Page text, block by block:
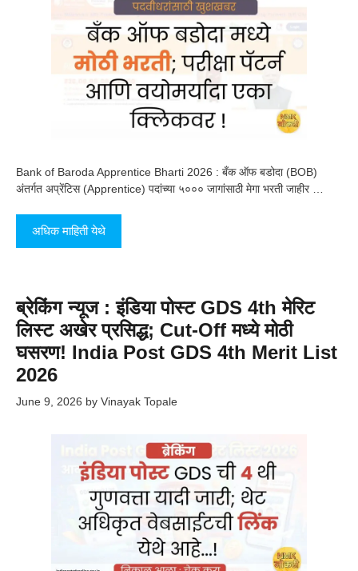
Bank of Baroda Apprentice Bharti 2026 : बँक ऑफ बडोदा (BOB)
अंतर्गत अप्रेंटिस (Apprentice) पदांच्या ५००० जागांसाठी मेगा भरती जाहीर …
अधिक माहिती येथे
ब्रेकिंग न्यूज : इंडिया पोस्ट GDS 4th मेरिट
लिस्ट अखेर प्रसिद्ध; Cut-Off मध्ये मोठी
घसरण! India Post GDS 4th Merit List
2026
June 9, 2026 by Vinayak Topale